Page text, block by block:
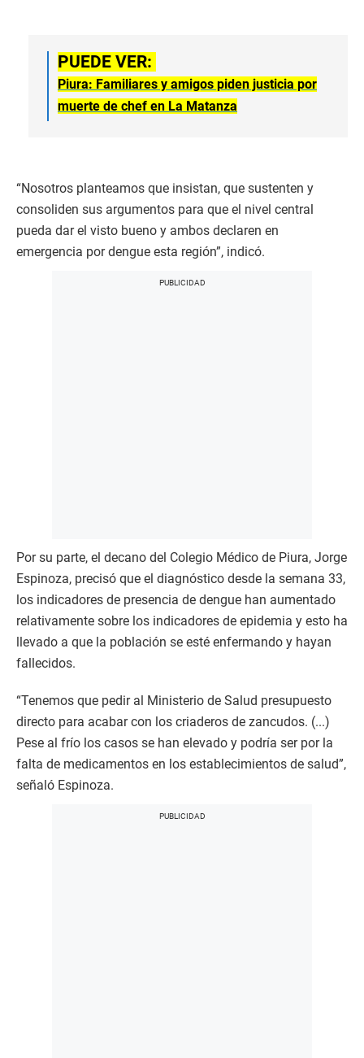
PUEDE VER:
Piura: Familiares y amigos piden justicia por
muerte de chef en La Matanza
“Nosotros planteamos que insistan, que sustenten y
consoliden sus argumentos para que el nivel central
pueda dar el visto bueno y ambos declaren en
emergencia por dengue esta región”, indicó.
Por su parte, el decano del Colegio Médico de Piura, Jorge
Espinoza, precisó que el diagnóstico desde la semana 33,
los indicadores de presencia de dengue han aumentado
relativamente sobre los indicadores de epidemia y esto ha
llevado a que la población se esté enfermando y hayan
fallecidos.
“Tenemos que pedir al Ministerio de Salud presupuesto
directo para acabar con los criaderos de zancudos. (...)
Pese al frío los casos se han elevado y podría ser por la
falta de medicamentos en los establecimientos de salud”,
señaló Espinoza.